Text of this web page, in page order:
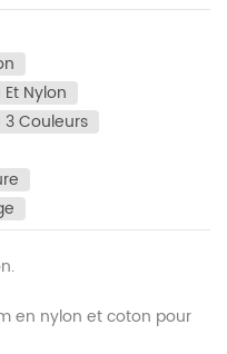
Nylon
Couleurs
en nylon et coton pour